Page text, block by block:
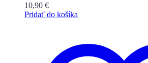
10,90 €
Pridať do košíka